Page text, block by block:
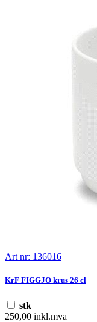
Art nr: 136016
KrF FIGGJO krus 26 cl
stk
250,00 inkl.mva